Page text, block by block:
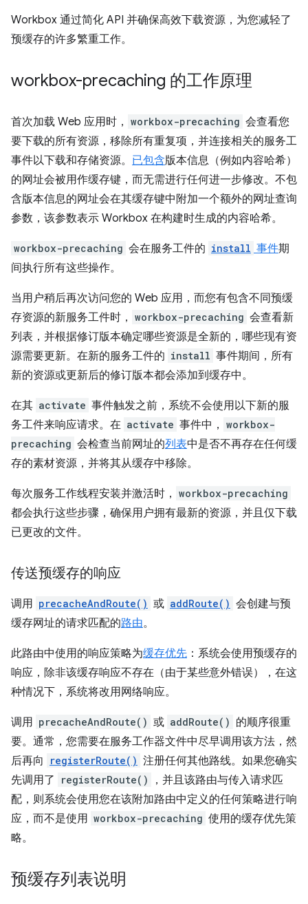
Workbox 通过简化 API 并确保高效下载资源，为您减轻了
预缓存的许多繁重工作。
workbox-precaching 的工作原理
首次加载 Web 应用时， workbox-precaching 会查看您
要下载的所有资源，移除所有重复项，并连接相关的服务工
事件以下载和存储资源。 已包含版本信息（例如内容哈希）
的网址会被用作缓存键，而无需进行任何进一步修改。不包
含版本信息的网址会在其缓存键中附加一个额外的网址查询
参数，该参数表示 Workbox 在构建时生成的内容哈希。
workbox-precaching 会在服务工件的 install 事件期
间执行所有这些操作。
当用户稍后再次访问您的 Web 应用，而您有包含不同预缓
存资源的新服务工件时， workbox-precaching 会查看新
列表，并根据修订版本确定哪些资源是全新的，哪些现有资
源需要更新。在新的服务工件的 install 事件期间，所有
新的资源或更新后的修订版本都会添加到缓存中。
在其 activate 事件触发之前，系统不会使用以下新的服
务工件来响应请求。在 activate 事件中， workbox-
precaching 会检查当前网址的列表中是否不再存在任何缓
存的素材资源，并将其从缓存中移除。
每次服务工作线程安装并激活时， workbox-precaching
都会执行这些步骤，确保用户拥有最新的资源，并且仅下载
已更改的文件。
传送预缓存的响应
调用 precacheAndRoute() 或 addRoute() 会创建与预
缓存网址的请求匹配的路由。
此路由中使用的响应策略为缓存优先 ：系统会使用预缓存的
响应，除非该缓存响应不存在（由于某些意外错误），在这
种情况下，系统将改用网络响应。
调用 precacheAndRoute() 或 addRoute() 的顺序很重
要。通常，您需要在服务工作器文件中尽早调用该方法，然
后再向
registerRoute() 注册任何其他路线。如果您确实
先调用了
registerRoute()
，并且该路由与传入请求匹
配，则系统会使用您在该附加路由中定义的任何策略进行响
应，而不是使用 workbox-precaching 使用的缓存优先策
略。
预缓存列表说明